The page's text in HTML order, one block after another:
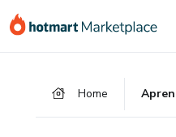
para
para
para
Home